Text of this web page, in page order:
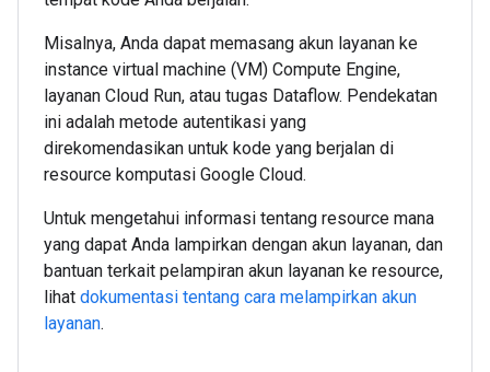
Misalnya, Anda dapat memasang akun layanan ke
instance virtual machine (VM) Compute Engine,
layanan Cloud Run, atau tugas Dataflow. Pendekatan
ini adalah metode autentikasi yang
direkomendasikan untuk kode yang berjalan di
resource komputasi Google Cloud.
Untuk mengetahui informasi tentang resource mana
yang dapat Anda lampirkan dengan akun layanan, dan
bantuan terkait pelampiran akun layanan ke resource,
lihat dokumentasi tentang cara melampirkan akun
layanan.